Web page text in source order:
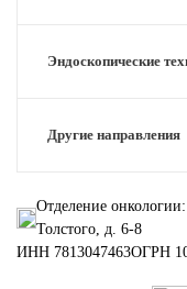
Эндоскопические
Другие направления
Отделение
Толстого, д. 6-8
ИНН 7813047463ОГРН